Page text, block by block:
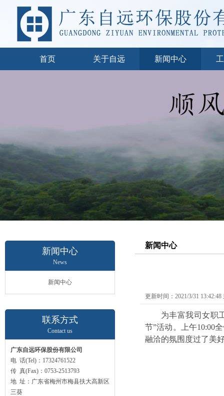
首页 关于自远 新闻中心
新闻中心
News
新闻中心
联系方式
Contact us
广东自远环保股份有限公司
电 话(Tel)：17324761522
传 真(Fax)：0753-2513793
地 址：广东省梅州市梅县扶大高新区
三葵
新闻中心
更新时间：2021/3/31
为丰富我司女职
节”活动。上午10:00全
融洽的氛围度过了美